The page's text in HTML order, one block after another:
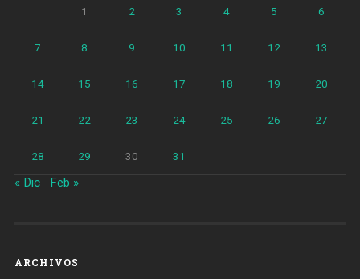
1 2 3 4 5 6
7 8 9 10 11 12 13
14 15 16 17 18 19 20
21 22 23 24 25 26 27
28 29 30 31
« Dic Feb »
ARCHIVOS